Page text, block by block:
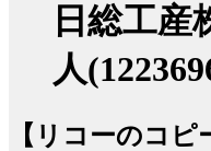
日総工産
人
【リコーのコ